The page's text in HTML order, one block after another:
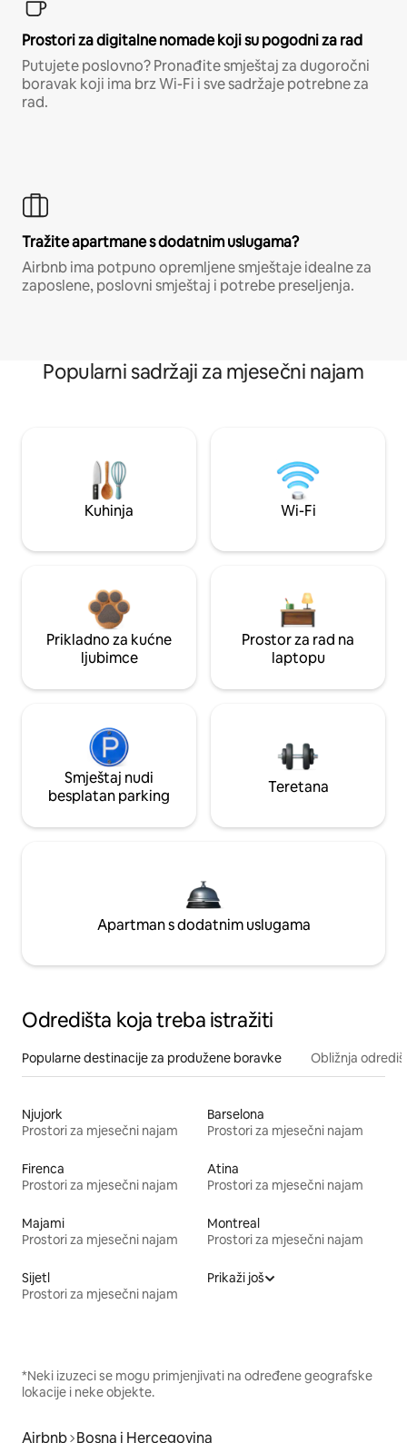
Prostori za digitalne nomade koji su pogodni za rad
Putujete poslovno? Pronađite smještaj za dugoročni
boravak koji ima brz Wi-Fi i sve sadržaje potrebne za
rad.
Tražite apartmane s dodatnim uslugama?
Airbnb ima potpuno opremljene smještaje idealne za
zaposlene, poslovni smještaj i potrebe preseljenja.
Popularni sadržaji za mjesečni najam
Kuhinja Wi-Fi
Prikladno za kućne
ljubimce
Prostor za rad na
laptopu
Smještaj nudi
besplatan parking
Teretana
Apartman s dodatnim uslugama
Odredišta koja treba istražiti
Popularne destinacije za produžene boravke Obližnja
Njujork
Prostori za mjesečni najam
Barselona
Prostori za mjesečni najam
Firenca
Prostori za mjesečni najam
Atina
Prostori za mjesečni najam
Majami
Prostori za mjesečni najam
Montreal
Prostori za mjesečni najam
Sijetl
Prostori za mjesečni najam
Prikaži još
*Neki izuzeci se mogu primjenjivati na određene geografske
lokacije i neke objekte.
Airbnb Bosna i Hercegovina